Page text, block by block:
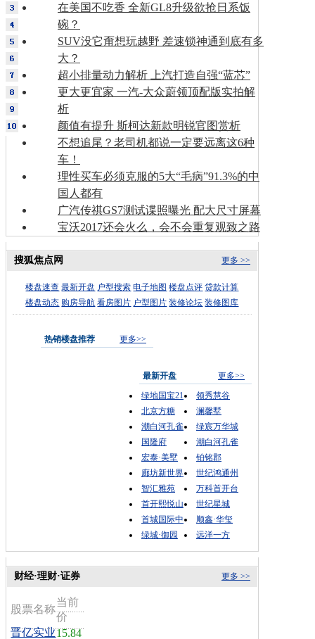
在美国不吃香 全新GL8升级欲抢日系饭
碗？
SUV没它甭想玩越野 差速锁神通到底有多
大？
超小排量动力解析 上汽打造自强“蓝芯”
更大更宜家 一汽-大众蔚领顶配版实拍解
析
颜值有提升 斯柯达新款明锐官图赏析
不想追尾？老司机都说一定要远离这6种
车！
理性买车必须克服的5大“毛病”91.3%的中
国人都有
广汽传祺GS7测试谍照曝光 配大尺寸屏幕
宝沃2017还会火么，会不会重复观致之路
更多 >>
搜狐焦点网
楼盘速查 最新开盘 户型搜索 电子地图 楼盘点评 贷款计算
楼盘动态 购房导航 看房图片 户型图片 装修论坛 装修图库
热销楼盘推荐 更多>>
最新开盘
更多>>
绿地国宝21
领秀慧谷
北京方糖
澜馨墅
潮白河孔雀
绿宸万华城
国隆府
潮白河孔雀
宏泰·美墅
铂铭郡
廊坊新世界
世纪鸿通州
智汇雅苑
万科首开台
首开熙悦山
世纪星城
首城国际中
顺鑫·华玺
绿城·御园
远洋一方
更多 >>
财经·理财·证券
股票名称
当前
价
晋亿实业15.84